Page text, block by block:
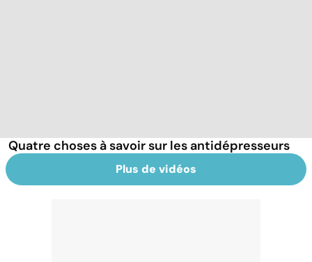
Quatre choses à savoir sur les antidépresseurs
Plus de vidéos